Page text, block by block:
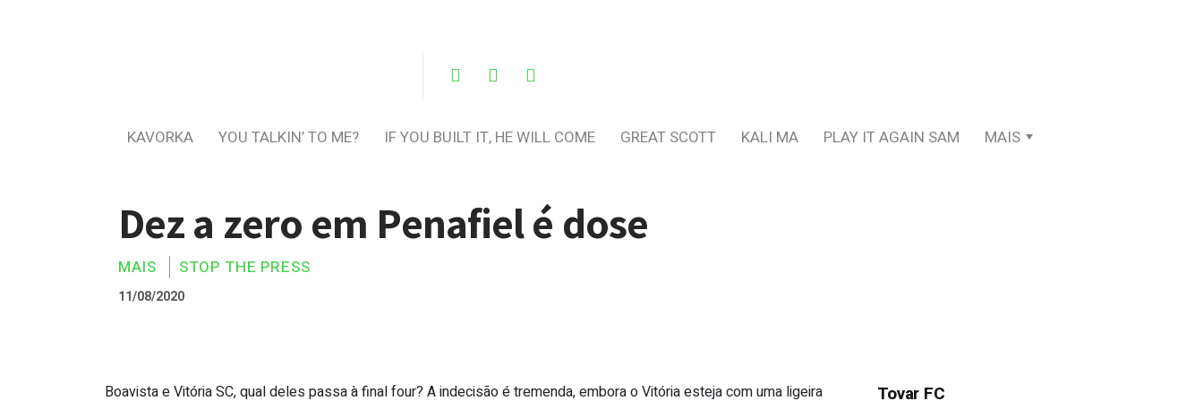
KAVORKA YOU TALKIN’ TO ME? IF YOU BUILT IT, HE WILL COME GREAT SCOTT KALI MA PLAY IT AGAIN SAM MAIS
Dez a zero em Penafiel é dose
MAIS STOP THE PRESS
11/08/2020
Boavista e Vitória SC, qual deles passa à final four? A indecisão é tremenda, embora o Vitória esteja com uma ligeira
Tovar FC